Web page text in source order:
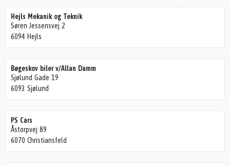
Hejls Mekanik og Teknik
Søren Jessensvej 2
6094 Hejls
Bøgeskov biler v/Allan Damm
Sjølund Gade 19
6093 Sjølund
PS Cars
Åstorpvej 89
6070 Christiansfeld